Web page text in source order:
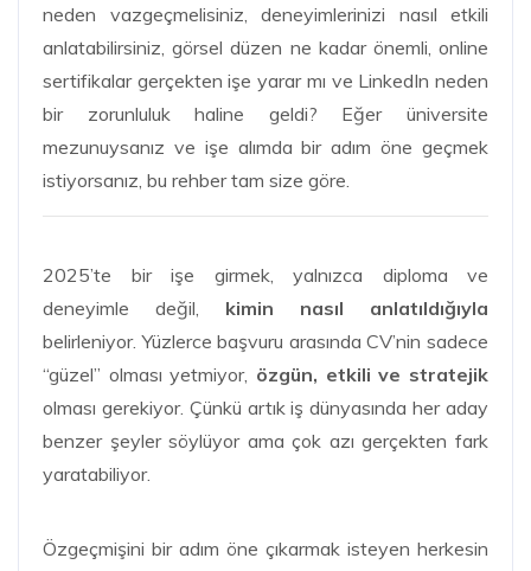
neden vazgeçmelisiniz, deneyimlerinizi nasıl etkili
anlatabilirsiniz, görsel düzen ne kadar önemli, online
sertifikalar gerçekten işe yarar mı ve LinkedIn neden
bir zorunluluk haline geldi? Eğer üniversite
mezunuysanız ve işe alımda bir adım öne geçmek
istiyorsanız, bu rehber tam size göre.
2025’te bir işe girmek, yalnızca diploma ve
deneyimle değil, kimin nasıl anlatıldığıyla
belirleniyor. Yüzlerce başvuru arasında CV’nin sadece
“güzel” olması yetmiyor, özgün, etkili ve stratejik
olması gerekiyor. Çünkü artık iş dünyasında her aday
benzer şeyler söylüyor ama çok azı gerçekten fark
yaratabiliyor.
Özgeçmişini bir adım öne çıkarmak isteyen herkesin